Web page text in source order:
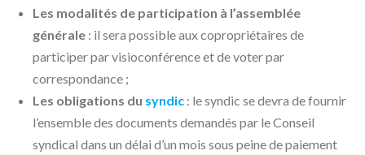
Les modalités de participation à l’assemblée
générale : il sera possible aux copropriétaires de
participer par visioconférence et de voter par
correspondance ;
Les obligations du syndic : le syndic se devra de fournir
l’ensemble des documents demandés par le Conseil
syndical dans un délai d’un mois sous peine de paiement